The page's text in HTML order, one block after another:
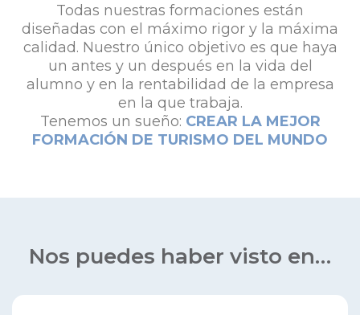
Todas nuestras formaciones están
diseñadas con el máximo rigor y la máxima
calidad. Nuestro único objetivo es que haya
un antes y un después en la vida del
alumno y en la rentabilidad de la empresa
en la que trabaja.
Tenemos un sueño: CREAR LA MEJOR
FORMACIÓN DE TURISMO DEL MUNDO
Nos puedes haber visto en…